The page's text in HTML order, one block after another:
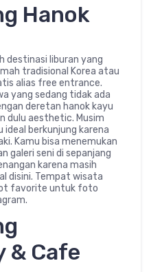
Hanok
destinasi liburan yang
tradisional Korea atau
alias free entrance.
yang sedang tidak ada
deretan hanok kayu
dulu aesthetic. Musim
ideal berkunjung karena
Kamu bisa menemukan
galeri seni di sepanjang
karena masih
disini. Tempat wisata
favorite untuk foto
& Cafe